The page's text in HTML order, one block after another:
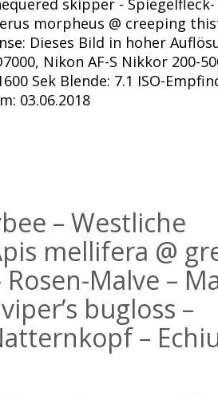
skipper - Spiegelfleck-
morpheus @ creeping
Dieses Bild in hoher
Nikon AF-S Nikkor 200-
Sek Blende: 7.1 ISO-
03.06.2018
– Westliche
mellifera @
Malve –
bugloss –
–